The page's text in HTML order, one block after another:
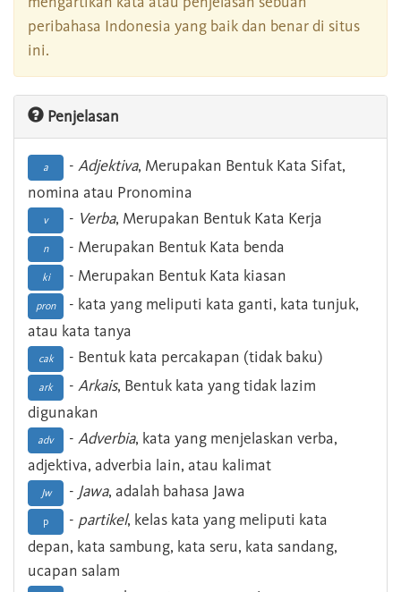
peribahasa Indonesia yang baik dan benar di situs
ini.
Penjelasan
a - Adjektiva, Merupakan Bentuk Kata Sifat,
nomina atau Pronomina
v - Verba, Merupakan Bentuk Kata Kerja
n - Merupakan Bentuk Kata benda
ki - Merupakan Bentuk Kata kiasan
pron
- kata yang meliputi kata ganti, kata tunjuk,
atau kata tanya
cak - Bentuk kata percakapan (tidak baku)
ark - Arkais, Bentuk kata yang tidak lazim
digunakan
adv - Adverbia, kata yang menjelaskan verba,
adjektiva, adverbia lain, atau kalimat
Jw - Jawa, adalah bahasa Jawa
p - partikel, kelas kata yang meliputi kata
depan, kata sambung, kata seru, kata sandang,
ucapan salam